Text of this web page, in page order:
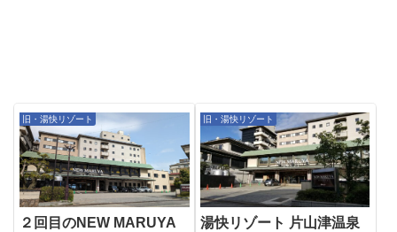
旧・湯快リゾート
２回目のNEW MARUYA
旧・湯快リゾート
湯快リゾート 片山津温泉